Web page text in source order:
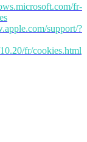
fr-
support/?
fr/cookies.html